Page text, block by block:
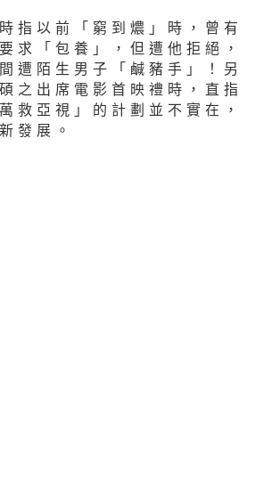
指以前「窮到燶」時，曾有
求「包養」，但遭他拒絕，
遭陌生男子「鹹豬手」！另
之出席電影首映禮時，直指
救亞視」的計劃並不實在，
發展。